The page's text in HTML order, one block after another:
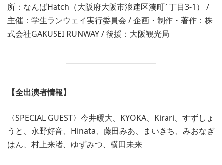
所：なんばHatch（大阪府大阪市浪速区湊町1丁目3-1） /
主催：学生ランウェイ実行委員会 / 企画・制作・著作：株
式会社GAKUSEI RUNWAY / 後援：大阪観光局
【全出演者情報】
〈SPECIAL GUEST〉今井暖大、KYOKA、Kirari、すずしょ
うと、永野好音、Hinata、藤田みあ、まいきち、みおなぎ
はん、村上来渚、ゆずみつ、横田未来